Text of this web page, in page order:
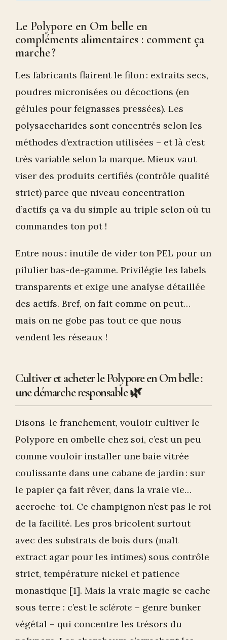
Le Polypore en Om belle en
compléments alimentaires : comment ça
marche ?
Les fabricants flairent le filon : extraits secs,
poudres micronisées ou décoctions (en
gélules pour feignasses pressées). Les
polysaccharides sont concentrés selon les
méthodes d’extraction utilisées – et là c’est
très variable selon la marque. Mieux vaut
viser des produits certifiés (contrôle qualité
strict) parce que niveau concentration
d’actifs ça va du simple au triple selon où tu
commandes ton pot !
Entre nous : inutile de vider ton PEL pour un
pilulier bas-de-gamme. Privilégie les labels
transparents et exige une analyse détaillée
des actifs. Bref, on fait comme on peut…
mais on ne gobe pas tout ce que nous
vendent les réseaux !
Cultiver et acheter le Polypore en Om belle :
une démarche responsable 🌿
Disons-le franchement, vouloir cultiver le
Polypore en ombelle chez soi, c’est un peu
comme vouloir installer une baie vitrée
coulissante dans une cabane de jardin : sur
le papier ça fait rêver, dans la vraie vie…
accroche-toi. Ce champignon n’est pas le roi
de la facilité. Les pros bricolent surtout
avec des substrats de bois durs (malt
extract agar pour les intimes) sous contrôle
strict, température nickel et patience
monastique [1]. Mais la vraie magie se cache
sous terre : c’est le sclérote – genre bunker
végétal – qui concentre les trésors du